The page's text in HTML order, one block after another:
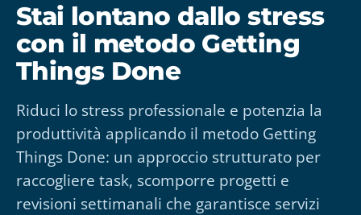
Stai lontano dallo stress
con il metodo Getting
Things Done
Riduci lo stress professionale e potenzia la
produttività applicando il metodo Getting
Things Done: un approccio strutturato per
raccogliere task, scomporre progetti e
revisioni settimanali che garantisce servizi